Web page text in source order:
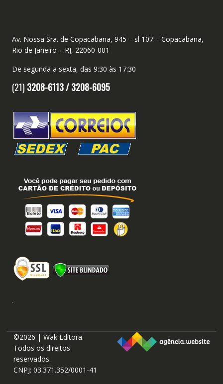
Av. Nossa Sra. de Copacabana, 945 – sl 107 – Copacabana,
Rio de Janeiro – RJ, 22060-001
De segunda a sexta, das 9:30 às 17:30
(21) 3208-6113 /3208-6095
©2026 | Wak Editora.
Todos os direitos
reservados.
CNPJ: 03.371.352/0001-41